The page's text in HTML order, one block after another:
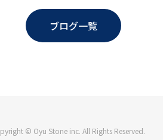
ブログ一覧
© Oyu Stone inc. All Rights Reserved.